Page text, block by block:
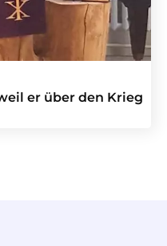
er über den Krieg